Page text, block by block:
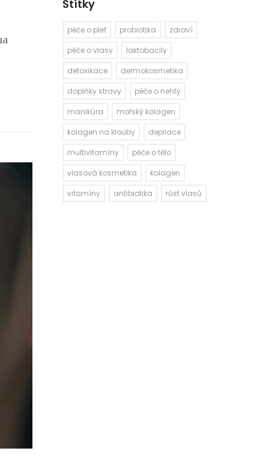
Štítky
péče o pleť probiotika
zdraví
péče o vlasy
laktobacily
detoxikace
dermokosmetika
doplňky stravy
péče o nehty
manikúra
mořský kolagen
kolagen na klouby
depilace
multivitamíny
péče o tělo
vlasová kosmetika
kolagen
vitamíny
antibiotika růst vlasů